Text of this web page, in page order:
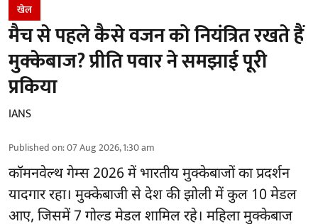
खेल
मैच से पहले कैसे वजन को नियंत्रित रखते हैं
मुक्केबाज? प्रीति पवार ने समझाई पूरी
प्रकिया
IANS
Published on:07 Aug 2026, 1:30 am
कॉमनवेल्थ गेम्स 2026 में भारतीय मुक्केबाजों का प्रदर्शन
यादगार रहा। मुक्केबाजी से देश की झोली में कुल 10 मेडल
आए, जिसमें 7 गोल्ड मेडल शामिल रहे। महिला मुक्केबाज